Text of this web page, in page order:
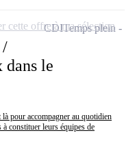
/
dans le
pour accompagner au quotidien
à constituer leurs équipes de
CDITemps plein
cette offre à ma sélection